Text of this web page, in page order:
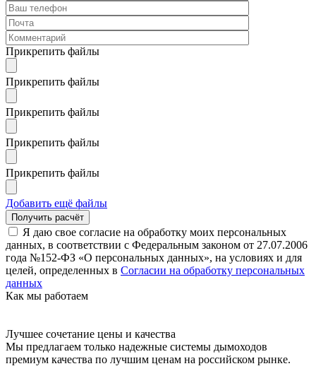
Прикрепить файлы
Прикрепить файлы
Прикрепить файлы
Прикрепить файлы
Прикрепить файлы
Добавить ещё файлы
Я даю свое согласие на обработку моих персональных
данных, в соответствии с Федеральным законом от 27.07.2006
года №152-ФЗ «О персональных данных», на условиях и для
целей, определенных в Согласии на обработку персональных
данных
Как мы работаем
Лучшее сочетание цены и качества
Мы предлагаем только надежные системы дымоходов
премиум качества по лучшим ценам на российском рынке.